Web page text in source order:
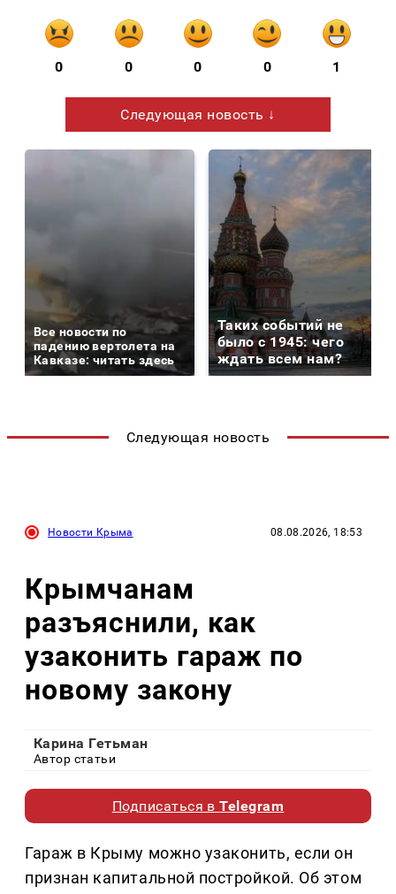
0 0 0 0 1
Следующая новость ↓
Все новости по
падению вертолета на
Кавказе: читать здесь
Таких событий не
было с 1945: чего
ждать всем нам?
Следующая новость
Новости Крыма 08.08.2026, 18:53
Крымчанам
разъяснили, как
узаконить гараж по
новому закону
Карина Гетьман
Автор статьи
Подписаться вTelegram
Гараж в Крыму можно узаконить, если он
признан капитальной постройкой. Об этом